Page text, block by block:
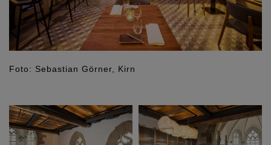
Foto: Sebastian Görner, Kirn